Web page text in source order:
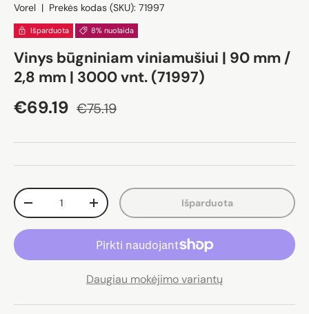
Vorel | Prekės kodas (SKU): 71997
Išparduota 8% nuolaida
Vinys būgniniam viniamušiui | 90 mm /
2,8 mm | 3000 vnt. (71997)
Akcijos kaina
€69.19 Įprasta kaina
€75.19
Kiekis
Sumažinti kiekįPadidinti kiekį Išparduota
Daugiau mokėjimo variantų